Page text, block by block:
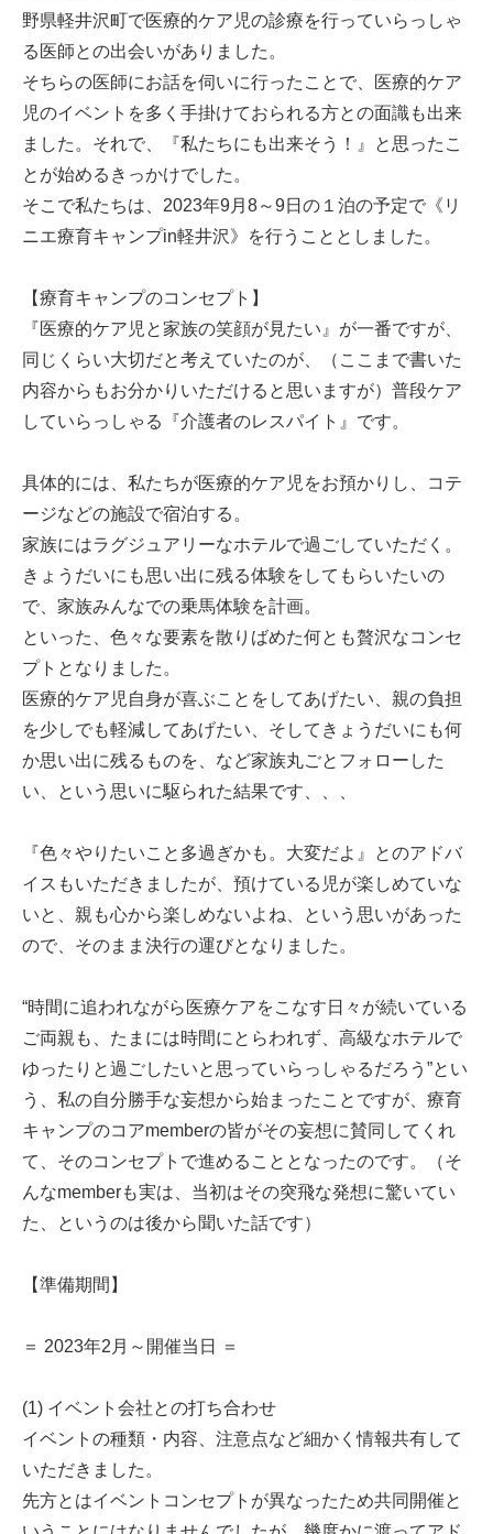
野県軽井沢町で医療的ケア児の診療を行っていらっしゃ
る医師との出会いがありました。
そちらの医師にお話を伺いに行ったことで、医療的ケア
児のイベントを多く手掛けておられる方との面識も出来
ました。それで、『私たちにも出来そう！』と思ったこ
とが始めるきっかけでした。
そこで私たちは、2023年9月8～9日の１泊の予定で《リ
ニエ療育キャンプin軽井沢》を行うこととしました。
【療育キャンプのコンセプト】
『医療的ケア児と家族の笑顔が見たい』が一番ですが、
同じくらい大切だと考えていたのが、（ここまで書いた
内容からもお分かりいただけると思いますが）普段ケア
していらっしゃる『介護者のレスパイト』です。
具体的には、私たちが医療的ケア児をお預かりし、コテ
ージなどの施設で宿泊する。
家族にはラグジュアリーなホテルで過ごしていただく。
きょうだいにも思い出に残る体験をしてもらいたいの
で、家族みんなでの乗馬体験を計画。
といった、色々な要素を散りばめた何とも贅沢なコンセ
プトとなりました。
医療的ケア児自身が喜ぶことをしてあげたい、親の負担
を少しでも軽減してあげたい、そしてきょうだいにも何
か思い出に残るものを、など家族丸ごとフォローした
い、という思いに駆られた結果です、、、
『色々やりたいこと多過ぎかも。大変だよ』とのアドバ
イスもいただきましたが、預けている児が楽しめていな
いと、親も心から楽しめないよね、という思いがあった
ので、そのまま決行の運びとなりました。
“時間に追われながら医療ケアをこなす日々が続いている
ご両親も、たまには時間にとらわれず、高級なホテルで
ゆったりと過ごしたいと思っていらっしゃるだろう”とい
う、私の自分勝手な妄想から始まったことですが、療育
キャンプのコアmemberの皆がその妄想に賛同してくれ
て、そのコンセプトで進めることとなったのです。（そ
んなmemberも実は、当初はその突飛な発想に驚いてい
た、というのは後から聞いた話です）
【準備期間】
＝ 2023年2月～開催当日 ＝
(1) イベント会社との打ち合わせ
イベントの種類・内容、注意点など細かく情報共有して
いただきました。
先方とはイベントコンセプトが異なったため共同開催と